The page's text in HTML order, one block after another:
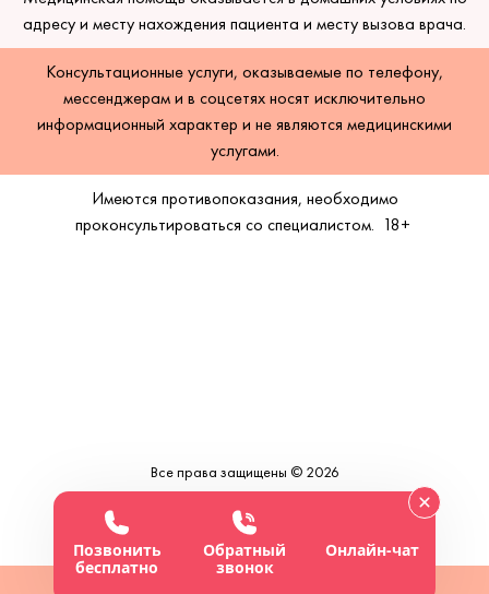
Позвонить
бесплатно
Обратный
звонок
Онлайн-чат
адресу и месту нахождения пациента и месту вызова врача.
Консультационные услуги, оказываемые по телефону,
мессенджерам и в соцсетях носят исключительно
информационный характер и не являются медицинскими
услугами.
Имеются противопоказания, необходимо
проконсультироваться со специалистом. 18+
Все права защищены © 2026